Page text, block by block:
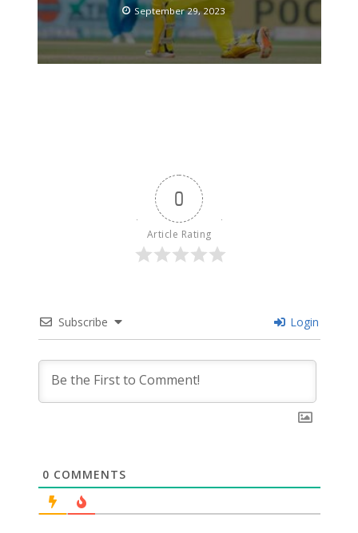
September 29, 2023
0
Article Rating
Subscribe Login
0 COMMENTS